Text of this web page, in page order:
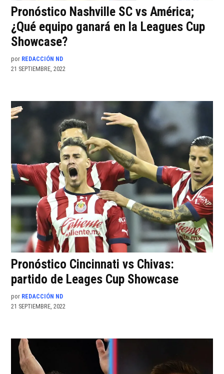
Pronóstico Nashville SC vs América;
¿Qué equipo ganará en la Leagues Cup
Showcase?
por REDACCIÓN ND
21 SEPTIEMBRE, 2022
Pronóstico Cincinnati vs Chivas:
partido de Leages Cup Showcase
por REDACCIÓN ND
21 SEPTIEMBRE, 2022